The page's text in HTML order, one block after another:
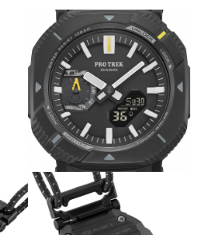
地点和想再次造访的场所留存为行动
与功能性，满足长距离徒步与超轻量
是您户外生活中值得信赖的安全伙